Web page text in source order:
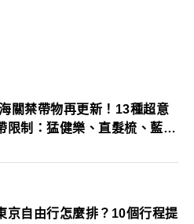
關禁帶物再更新！13種超意
限制：猛健樂、直髮梳、藍牙
意事項一次看！
京自由行怎麼排？10個行程提